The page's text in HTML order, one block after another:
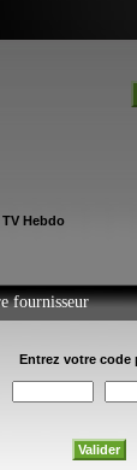
TV Hebdo